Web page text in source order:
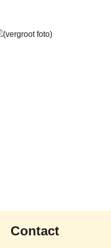
Contact